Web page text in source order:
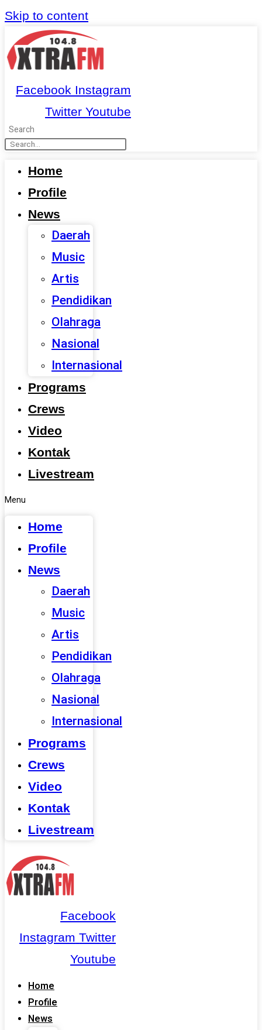
Skip to content
Facebook Instagram
Twitter Youtube
Search
Home
Profile
News
Daerah
Music
Artis
Pendidikan
Olahraga
Nasional
Internasional
Programs
Crews
Video
Kontak
Livestream
Menu
Home
Profile
News
Daerah
Music
Artis
Pendidikan
Olahraga
Nasional
Internasional
Programs
Crews
Video
Kontak
Livestream
Facebook
Instagram Twitter
Youtube
Home
Profile
News